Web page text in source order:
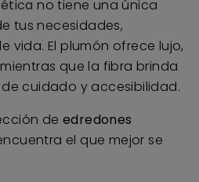
no tiene una única
tus necesidades,
vida. El plumón ofrece lujo,
que la fibra brinda
cuidado y accesibilidad.
de edredones
el que mejor se